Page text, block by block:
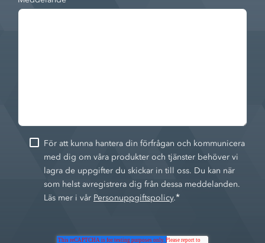
För att kunna hantera din förfrågan och kommunicera
med dig om våra produkter och tjänster behöver vi
lagra de uppgifter du skickar in till oss. Du kan när
som helst avregistrera dig från dessa meddelanden.
Läs mer i vår Personuppgiftspolicy.*